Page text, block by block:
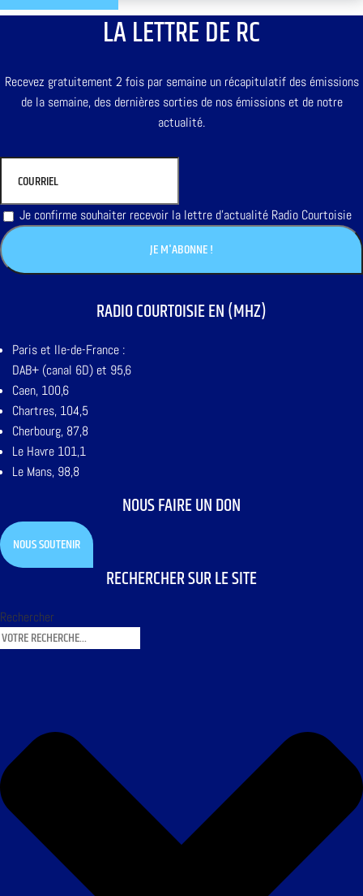
LA LETTRE DE RC
Recevez gratuitement 2 fois par semaine un récapitulatif des émissions
de la semaine, des dernières sorties de nos émissions et de notre
actualité.
Je confirme souhaiter recevoir la lettre d'actualité Radio Courtoisie
RADIO COURTOISIE EN (MHZ)
Paris et Ile-de-France :
DAB+ (canal 6D) et 95,6
Caen, 100,6
Chartres, 104,5
Cherbourg, 87,8
Le Havre 101,1
Le Mans, 98,8
NOUS FAIRE UN DON
NOUS SOUTENIR
RECHERCHER SUR LE SITE
Rechercher